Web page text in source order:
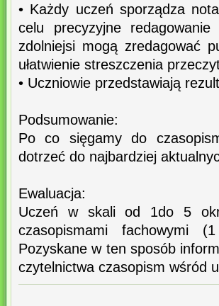
• Każdy uczeń sporządza
celu precyzyjne
zdolniejsi mogą zredagować
ułatwienie streszczenia
• Uczniowie przedstawiają
Podsumowanie:
Po co sięgamy do
dotrzeć do najbardziej
Ewaluacja:
Uczeń w skali od 1do 5
czasopismami fachowymi
Pozyskane w ten sposób
czytelnictwa czasopism wśród